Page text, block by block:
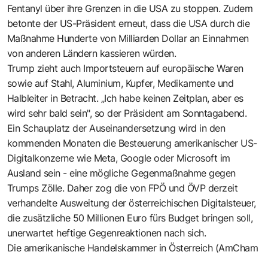
Fentanyl über ihre Grenzen in die USA zu stoppen. Zudem
betonte der US-Präsident erneut, dass die USA durch die
Maßnahme Hunderte von Milliarden Dollar an Einnahmen
von anderen Ländern kassieren würden.
Trump zieht auch Importsteuern auf europäische Waren
sowie auf Stahl, Aluminium, Kupfer, Medikamente und
Halbleiter in Betracht. „Ich habe keinen Zeitplan, aber es
wird sehr bald sein", so der Präsident am Sonntagabend.
Ein Schauplatz der Auseinandersetzung wird in den
kommenden Monaten die Besteuerung amerikanischer US-
Digitalkonzerne wie Meta, Google oder Microsoft im
Ausland sein - eine mögliche Gegenmaßnahme gegen
Trumps Zölle. Daher zog die von FPÖ und ÖVP derzeit
verhandelte Ausweitung der österreichischen Digitalsteuer,
die zusätzliche 50 Millionen Euro fürs Budget bringen soll,
unerwartet heftige Gegenreaktionen nach sich.
Die amerikanische Handelskammer in Österreich (AmCham